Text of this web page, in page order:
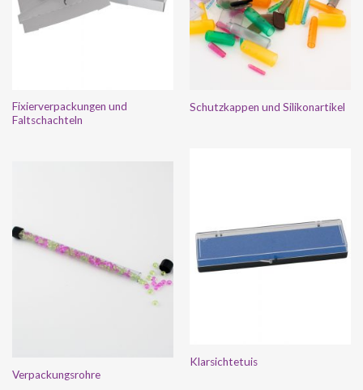
Fixierverpackungen und
Faltschachteln
Schutzkappen und Silikonartikel
Klarsichtetuis
Verpackungsrohre